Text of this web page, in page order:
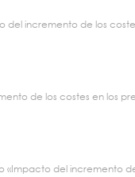
del incremento de los
de los costes en los
«Impacto del incremento